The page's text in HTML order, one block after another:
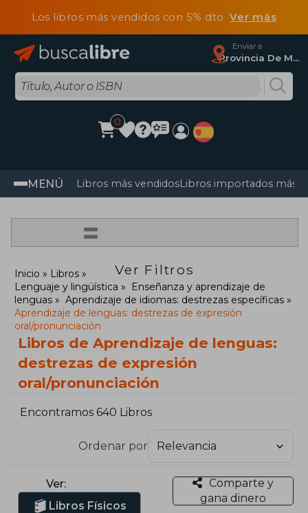
Los libros más vendidos con 5% dtoVer más
Enviar a
Provincia De Madrid
0
MENÚ Libros más vendidosLibros importados más
=
Ver Filtros
Inicio
Libros
Lenguaje y lingüística
Enseñanza y aprendizaje de
lenguas
Aprendizaje de idiomas: destrezas específicas
Aprendizaje de lenguas: destrezas de expresión
oral/pronunciación
Libros de Aprendizaje de lenguas:
destrezas de expresión
oral/pronunciación
Encontramos 640 Libros
Ordenar por
Ver:
Libros Físicos
Comparte y
gana dinero